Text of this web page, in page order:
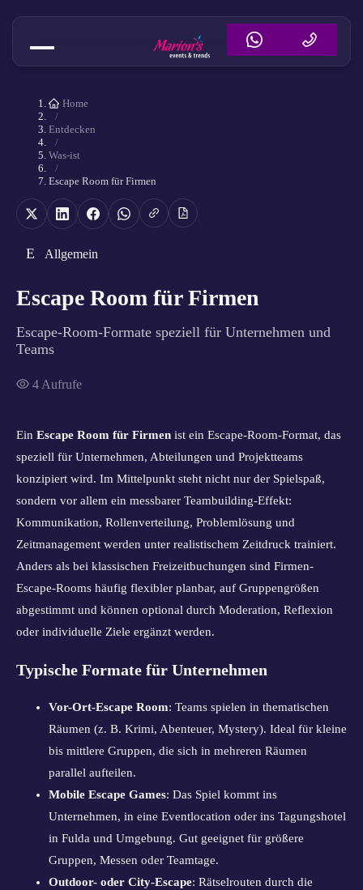
Home
/
Entdecken
/
Was-ist
/
Escape Room für Firmen
E Allgemein
Escape Room für Firmen
Escape-Room-Formate speziell für Unternehmen und
Teams
4 Aufrufe
Ein Escape Room für Firmen ist ein Escape-Room-Format, das
speziell für Unternehmen, Abteilungen und Projektteams
konzipiert wird. Im Mittelpunkt steht nicht nur der Spielspaß,
sondern vor allem ein messbarer Teambuilding-Effekt:
Kommunikation, Rollenverteilung, Problemlösung und
Zeitmanagement werden unter realistischem Zeitdruck trainiert.
Anders als bei klassischen Freizeitbuchungen sind Firmen-
Escape-Rooms häufig flexibler planbar, auf Gruppengrößen
abgestimmt und können optional durch Moderation, Reflexion
oder individuelle Ziele ergänzt werden.
Typische Formate für Unternehmen
Vor-Ort-Escape Room: Teams spielen in thematischen
Räumen (z. B. Krimi, Abenteuer, Mystery). Ideal für kleine
bis mittlere Gruppen, die sich in mehreren Räumen
parallel aufteilen.
Mobile Escape Games: Das Spiel kommt ins
Unternehmen, in eine Eventlocation oder ins Tagungshotel
in Fulda und Umgebung. Gut geeignet für größere
Gruppen, Messen oder Teamtage.
Outdoor- oder City-Escape: Rätselrouten durch die